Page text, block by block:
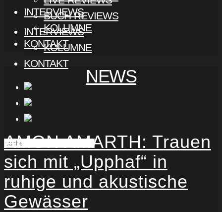
BUCH-REVIEWS
INTERVIEWS
KOLUMNE
KONTAKT
INTERVIEWS
KOLUMNE
KONTAKT
NEWS
AMON AMARTH: Trauen
sich mit „Upphaf“ in
ruhige und akustische
Gewässer